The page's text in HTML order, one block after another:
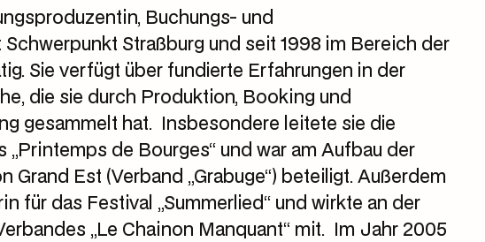
Buchungs- und
Straßburg und seit 1998 im Bereich der
Sie verfügt über fundierte Erfahrungen in der
die sie durch Produktion, Booking und
gesammelt hat. Insbesondere leitete sie die
de Bourges“ und war am Aufbau der
Grand Est (Verband „Grabuge“) beteiligt. Außerdem
für das Festival „Summerlied“ und wirkte an der
„Le Chainon Manquant“ mit. Im Jahr 2005